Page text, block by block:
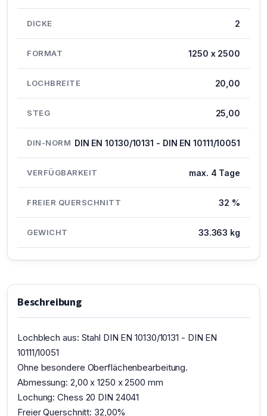
DICKE 2
FORMAT 1250 x 2500
LOCHBREITE 20,00
STEG 25,00
DIN-NORM DIN EN 10130/10131 - DIN EN 10111/10051
VERFÜGBARKEIT max. 4 Tage
FREIER QUERSCHNITT 32 %
GEWICHT 33.363 kg
Beschreibung
Lochblech aus: Stahl DIN EN 10130/10131 - DIN EN
10111/10051
Ohne besondere Oberflächenbearbeitung.
Abmessung: 2,00 x 1250 x 2500 mm
Lochung: Chess 20 DIN 24041
Freier Querschnitt: 32,00%